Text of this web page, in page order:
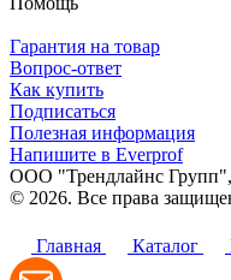
Гарантия на товар
Вопрос-ответ
Как купить
Подписаться
Полезная информация
Напишите в Everprof
ООО "Трендлайнс
© 2026. Все права
Главная
Каталог